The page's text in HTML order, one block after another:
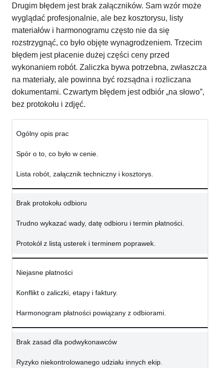
Drugim błędem jest brak załączników. Sam wzór może
wyglądać profesjonalnie, ale bez kosztorysu, listy
materiałów i harmonogramu często nie da się
rozstrzygnąć, co było objęte wynagrodzeniem. Trzecim
błędem jest płacenie dużej części ceny przed
wykonaniem robót. Zaliczka bywa potrzebna, zwłaszcza
na materiały, ale powinna być rozsądna i rozliczana
dokumentami. Czwartym błędem jest odbiór „na słowo”,
bez protokołu i zdjęć.
Ogólny opis prac
Spór o to, co było w cenie.
Lista robót, załącznik techniczny i kosztorys.
Brak protokołu odbioru
Trudno wykazać wady, datę odbioru i termin płatności.
Protokół z listą usterek i terminem poprawek.
Niejasne płatności
Konflikt o zaliczki, etapy i faktury.
Harmonogram płatności powiązany z odbiorami.
Brak zasad dla podwykonawców
Ryzyko niekontrolowanego udziału innych ekip.